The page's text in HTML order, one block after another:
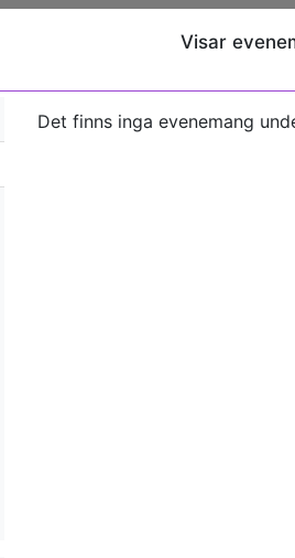
Visar
Det finns inga evenemang